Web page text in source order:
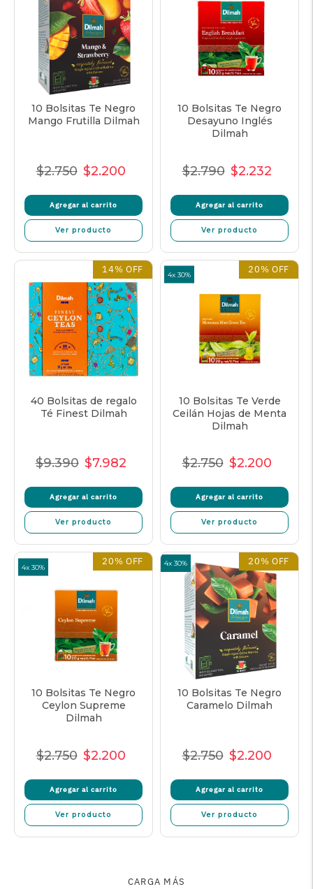
10 Bolsitas Te Negro
Mango Frutilla Dilmah
Precio
$2.750 Precio
oferta
$2.200
Agregar al carrito
Ver producto
10 Bolsitas Te Negro
Desayuno Inglés
Dilmah
Precio
$2.790 Precio
oferta
$2.232
Agregar al carrito
Ver producto
14% OFF
40 Bolsitas de regalo
Té Finest Dilmah
Precio
$9.390 Precio
oferta
$7.982
Agregar al carrito
Ver producto
4x 30% 20% OFF
10 Bolsitas Te Verde
Ceilán Hojas de Menta
Dilmah
Precio
$2.750 Precio
oferta
$2.200
Agregar al carrito
Ver producto
4x 30% 20% OFF
10 Bolsitas Te Negro
Ceylon Supreme
Dilmah
Precio
$2.750 Precio
oferta
$2.200
Agregar al carrito
Ver producto
20% OFF
10 Bolsitas Te Negro
Caramelo Dilmah
Precio
$2.750 Precio
oferta
$2.200
Agregar al carrito
Ver producto
4x 30%
CARGA MÁS